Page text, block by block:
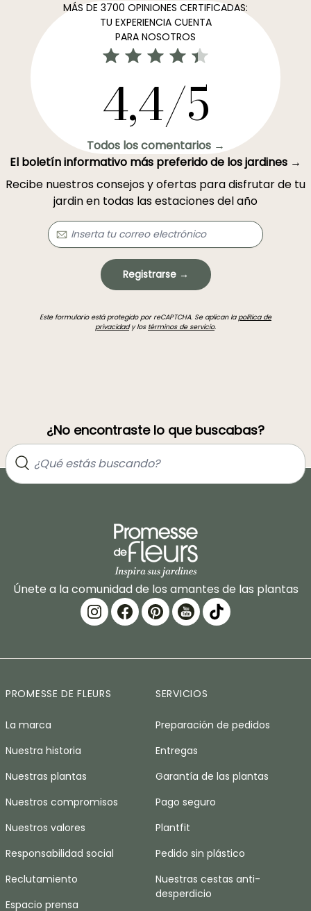
MÁS DE 3700 OPINIONES CERTIFICADAS:
TU EXPERIENCIA CUENTA
PARA NOSOTROS
4,4/5
Todos los comentarios →
El boletín informativo más preferido de los jardines →
Recibe nuestros consejos y ofertas para disfrutar de tu
jardin en todas las estaciones del año
Registrarse →
Este formulario está protegido por reCAPTCHA. Se aplican lapolítica de
privacidady los términos de servicio.
¿No encontraste lo que buscabas?
Únete a la comunidad de los amantes de las plantas
PROMESSE DE FLEURS
La marca
Nuestra historia
Nuestras plantas
Nuestros compromisos
Nuestros valores
Responsabilidad social
Reclutamiento
Espacio prensa
SERVICIOS
Preparación de pedidos
Entregas
Garantía de las plantas
Pago seguro
Plantfit
Pedido sin plástico
Nuestras cestas anti-
desperdicio